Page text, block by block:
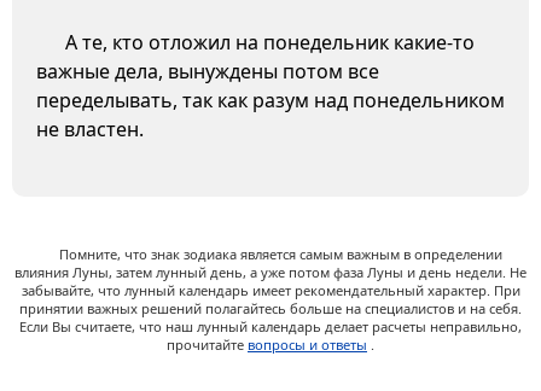
А те, кто отложил на понедельник какие-то
важные дела, вынуждены потом все
переделывать, так как разум над понедельником
не властен.
Помните, что знак зодиака является самым важным в определении
влияния Луны, затем лунный день, а уже потом фаза Луны и день недели. Не
забывайте, что лунный календарь имеет рекомендательный характер. При
принятии важных решений полагайтесь больше на специалистов и на себя.
Если Вы считаете, что наш лунный календарь делает расчеты неправильно,
прочитайте вопросы и ответы .